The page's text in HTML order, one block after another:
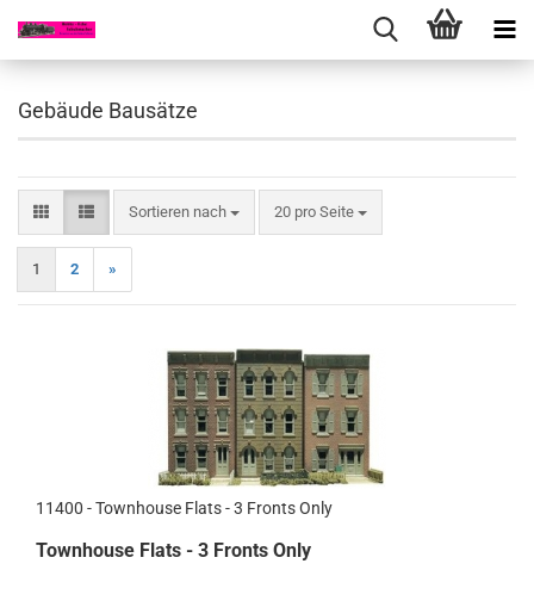
Gebäude Bausätze
Sortieren nach
Sortieren nach 20 pro Seite
pro Seite
1 2 »
11400 - Townhouse Flats - 3 Fronts Only
Townhouse Flats - 3 Fronts Only